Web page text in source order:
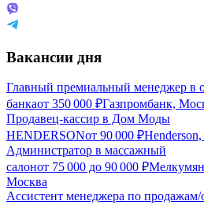
Вакансии дня
Главный премиальный менеджер в
банкаот 350 000 ₽Газпромбанк,
Продавец-кассир в Дом Моды
HENDERSONот 90 000 ₽
Администратор в массажный
салонот 75 000 до 90 000 ₽
Москва
Ассистент менеджера по продажам/